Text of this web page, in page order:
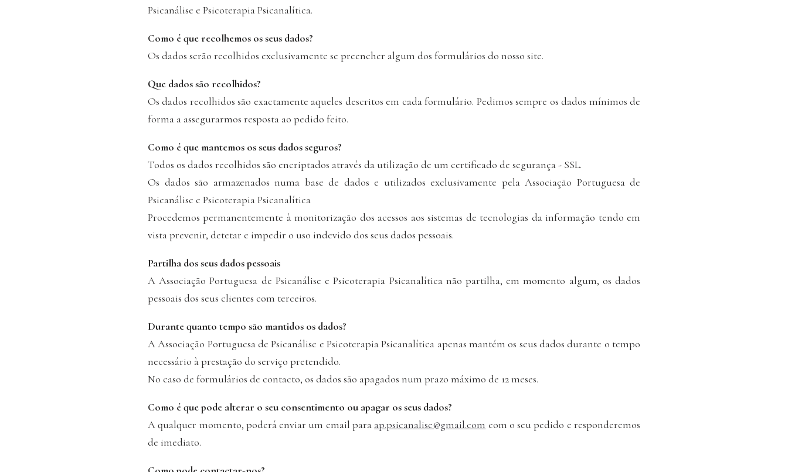
Psicanálise e Psicoterapia Psicanalítica.
Como é que recolhemos os seus dados?
Os dados serão recolhidos exclusivamente se preencher algum dos formulários do nosso site.
Que dados são recolhidos?
Os dados recolhidos são exactamente aqueles descritos em cada formulário. Pedimos sempre os dados mínimos de
forma a assegurarmos resposta ao pedido feito.
Como é que mantemos os seus dados seguros?
Todos os dados recolhidos são encriptados através da utilização de um certificado de segurança - SSL.
Os dados são armazenados numa base de dados e utilizados exclusivamente pela Associação Portuguesa de
Psicanálise e Psicoterapia Psicanalítica
Procedemos permanentemente à monitorização dos acessos aos sistemas de tecnologias da informação tendo em
vista prevenir, detetar e impedir o uso indevido dos seus dados pessoais.
Partilha dos seus dados pessoais
A Associação Portuguesa de Psicanálise e Psicoterapia Psicanalítica não partilha, em momento algum, os dados
pessoais dos seus clientes com terceiros.
Durante quanto tempo são mantidos os dados?
A Associação Portuguesa de Psicanálise e Psicoterapia Psicanalítica apenas mantém os seus dados durante o tempo
necessário à prestação do serviço pretendido.
No caso de formulários de contacto, os dados são apagados num prazo máximo de 12 meses.
Como é que pode alterar o seu consentimento ou apagar os seus dados?
A qualquer momento, poderá enviar um email para ap.psicanalise@gmail.com com o seu pedido e responderemos
de imediato.